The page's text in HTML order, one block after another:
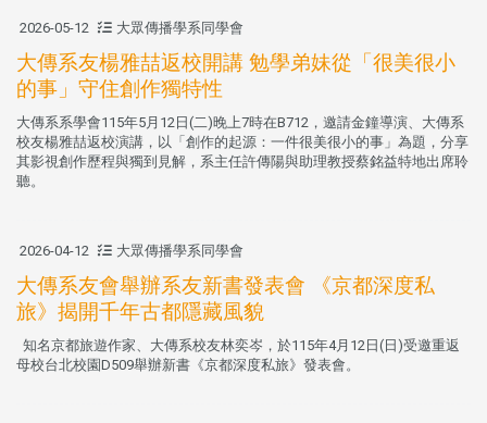
2026-05-12 大眾傳播學系同學會
大傳系友楊雅喆返校開講 勉學弟妹從「很美很小
的事」守住創作獨特性
大傳系系學會115年5月12日(二)晚上7時在B712，邀請金鐘導演、大傳系
校友楊雅喆返校演講，以「創作的起源：一件很美很小的事」為題，分享
其影視創作歷程與獨到見解，系主任許傳陽與助理教授蔡銘益特地出席聆
聽。
2026-04-12 大眾傳播學系同學會
大傳系友會舉辦系友新書發表會 《京都深度私
旅》揭開千年古都隱藏風貌
知名京都旅遊作家、大傳系校友林奕岑，於115年4月12日(日)受邀重返
母校台北校園D509舉辦新書《京都深度私旅》發表會。